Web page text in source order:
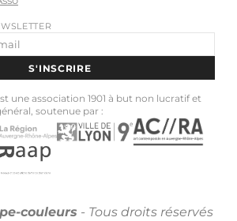
S'INSCRIRE
une association 1901 à but non lucratif et
soutenue par :
couleurs - Tous droits réservés